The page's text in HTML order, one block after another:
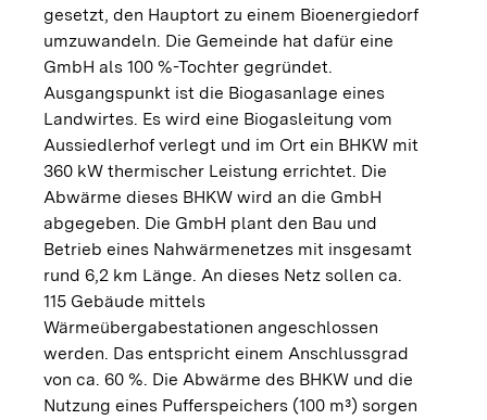
gesetzt, den Hauptort zu einem Bioenergiedorf
umzuwandeln. Die Gemeinde hat dafür eine
GmbH als 100 %-Tochter gegründet.
Ausgangspunkt ist die Biogasanlage eines
Landwirtes. Es wird eine Biogasleitung vom
Aussiedlerhof verlegt und im Ort ein BHKW mit
360 kW thermischer Leistung errichtet. Die
Abwärme dieses BHKW wird an die GmbH
abgegeben. Die GmbH plant den Bau und
Betrieb eines Nahwärmenetzes mit insgesamt
rund 6,2 km Länge. An dieses Netz sollen ca.
115 Gebäude mittels
Wärmeübergabestationen angeschlossen
werden. Das entspricht einem Anschlussgrad
von ca. 60 %. Die Abwärme des BHKW und die
Nutzung eines Pufferspeichers (100 m³) sorgen